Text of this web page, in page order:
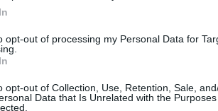
opt-out of processing my Personal Data for
opt-out of Collection, Use, Retention, Sale,
Data that Is Unrelated with the
έχουν εμβολιαστεί είτε δεν θα
καλύπτονται από τον
2